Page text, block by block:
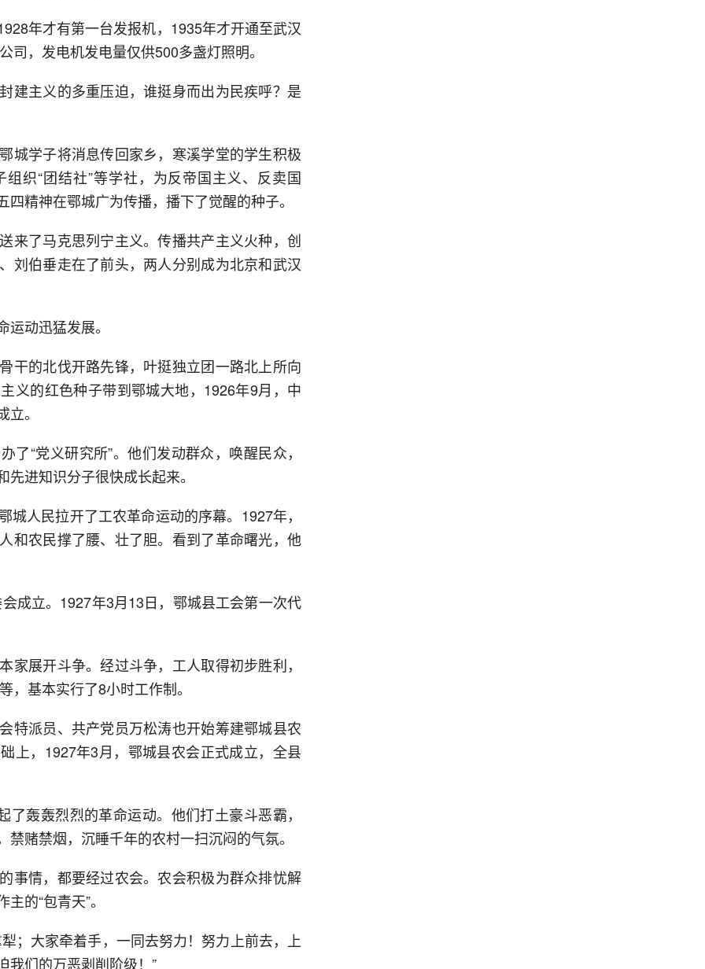
才有第一台发报机，1935年才开通至武汉
，发电机发电量仅供500多盏灯照明。
主义的多重压迫，谁挺身而出为民疾呼？是
学子将消息传回家乡，寒溪学堂的学生积极
织“团结社”等学社，为反帝国主义、反卖国
精神在鄂城广为传播，播下了觉醒的种子。
了马克思列宁主义。传播共产主义火种，创
伯垂走在了前头，两人分别成为北京和武汉
动迅猛发展。
的北伐开路先锋，叶挺独立团一路北上所向
义的红色种子带到鄂城大地，1926年9月，中
。
党义研究所”。他们发动群众，唤醒民众，
进知识分子很快成长起来。
民拉开了工农革命运动的序幕。1927年，
和农民撑了腰、壮了胆。看到了革命曙光，他
立。1927年3月13日，鄂城县工会第一次代
开斗争。经过斗争，工人取得初步胜利，
，基本实行了8小时工作制。
派员、共产党员万松涛也开始筹建鄂城县农
上，1927年3月，鄂城县农会正式成立，全县
轰烈烈的革命运动。他们打土豪斗恶霸，
赌禁烟，沉睡千年的农村一扫沉闷的气氛。
情，都要经过农会。农会积极为群众排忧解
的“包青天”。
大家牵着手，一同去努力！努力上前去，上
们的万恶剥削阶级！”